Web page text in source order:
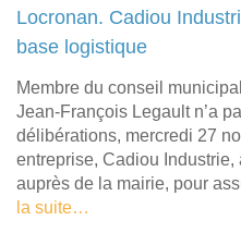
Locronan. Cadiou
base logistique
Membre du conseil
Jean-François Legault n’a
délibérations, mercredi 27
entreprise, Cadiou
auprès de la mairie, pour
la suite…